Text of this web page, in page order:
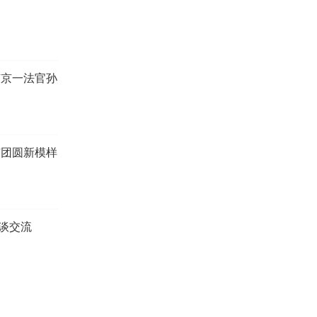
一法官孙
圆新模样
交流